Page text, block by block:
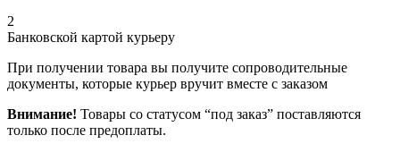
2
Банковской картой курьеру
При получении товара вы получите сопроводительные
документы, которые курьер вручит вместе с заказом
Внимание! Товары со статусом “под заказ” поставляются
только после предоплаты.